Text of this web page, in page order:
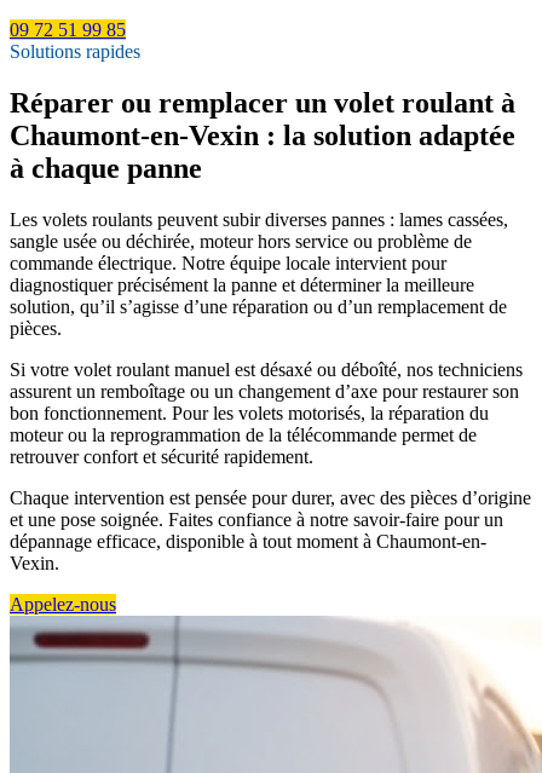
09 72 51 99 85
Solutions rapides
Réparer ou remplacer un volet roulant à
Chaumont-en-Vexin : la solution adaptée
à chaque panne
Les volets roulants peuvent subir diverses pannes : lames cassées,
sangle usée ou déchirée, moteur hors service ou problème de
commande électrique. Notre équipe locale intervient pour
diagnostiquer précisément la panne et déterminer la meilleure
solution, qu’il s’agisse d’une réparation ou d’un remplacement de
pièces.
Si votre volet roulant manuel est désaxé ou déboîté, nos techniciens
assurent un remboîtage ou un changement d’axe pour restaurer son
bon fonctionnement. Pour les volets motorisés, la réparation du
moteur ou la reprogrammation de la télécommande permet de
retrouver confort et sécurité rapidement.
Chaque intervention est pensée pour durer, avec des pièces d’origine
et une pose soignée. Faites confiance à notre savoir-faire pour un
dépannage efficace, disponible à tout moment à Chaumont-en-
Vexin.
Appelez-nous